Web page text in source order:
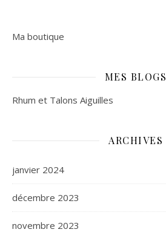
Ma boutique
MES BLOGS
Rhum et Talons Aiguilles
ARCHIVES
janvier 2024
décembre 2023
novembre 2023